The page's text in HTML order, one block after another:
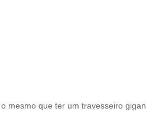
mesmo que ter um travesseiro